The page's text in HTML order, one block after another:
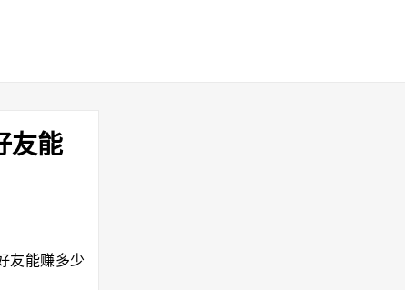
友能
友能赚多少